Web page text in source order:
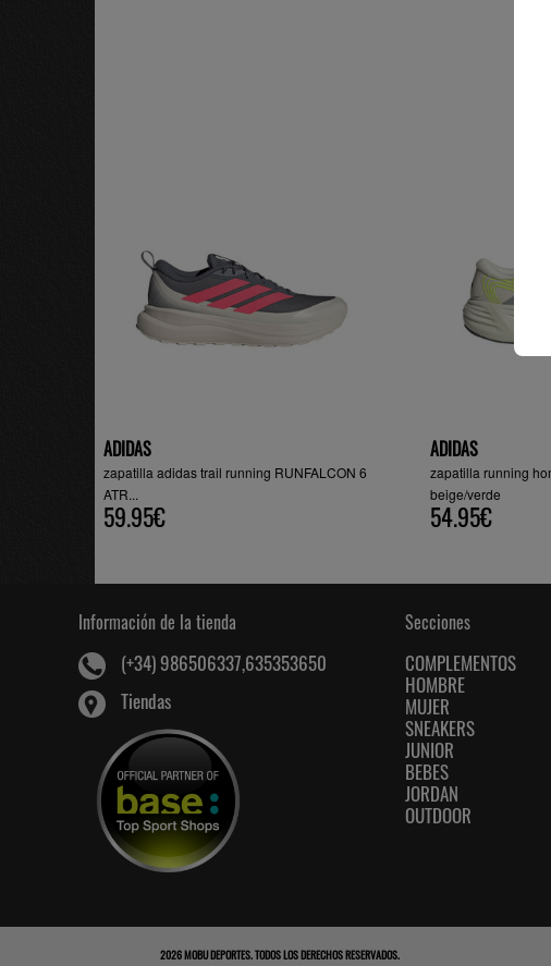
ADIDAS
zapatilla adidas trail running RUNFALCON 6
ATR...
59.95€
ADIDAS
zapatilla running
beige/verde
54.95€
Información de la tienda
(+34) 986506337,635353650
Tiendas
Secciones
COMPLEMENTOS
HOMBRE
MUJER
SNEAKERS
JUNIOR
BEBES
JORDAN
OUTDOOR
2026MOBU DEPORTES. TODOS LOS DERECHOS RESERVADOS.